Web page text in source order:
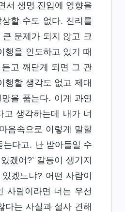
서 생명 진입에 영향을
할 수도 없다. 진리를
문제가 되지 않고 크
행을 인도하고 있기 때
고 깨닫게 되면 그 관
행할 생각도 없고 제대
을 품는다. 이게 과연
생각하는데 내가 너
음속으로 이렇게 말할
는다고. 난 받아들일 수
겠어?’ 갈등이 생기지
겠느냐? 어떤 사람이
사람이라면 너는 우선
다는 사실과 설사 견해